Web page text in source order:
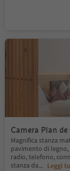
Camera Plan de
Magnifica stanza
pavimento di legno,
radio, telefono,
stanza da... Leggi